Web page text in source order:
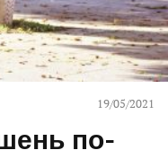
19/05/2021
по-